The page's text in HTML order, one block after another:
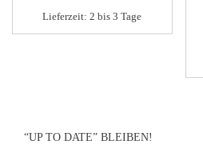
der
Lieferzeit:2 bis 3 Tage
Dieses
auf.
“UP TO DATE” BLEIBEN!